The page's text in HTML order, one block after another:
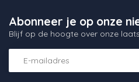
Abonneer je op onze
Blijf op de hoogte over onze